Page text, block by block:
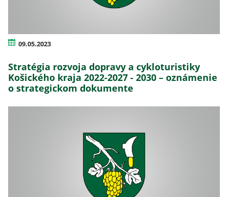
09.05.2023
Stratégia rozvoja dopravy a cykloturistiky
Košického kraja 2022-2027 - 2030 – oznámenie
o strategickom dokumente